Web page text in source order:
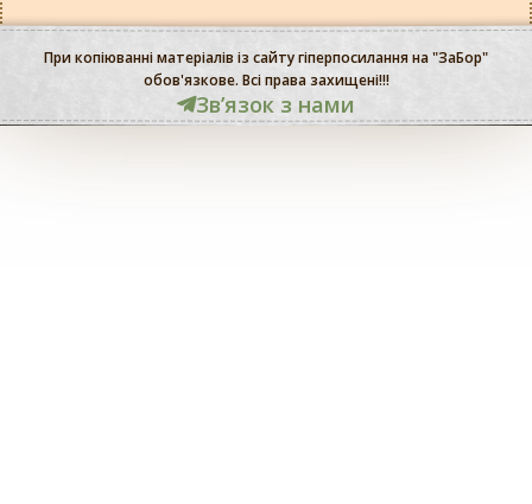
При копіюванні матеріалів із сайту гіперпосилання на "ЗаБор"
обов'язкове. Всі права захищені!!!
Звʼязок з нами